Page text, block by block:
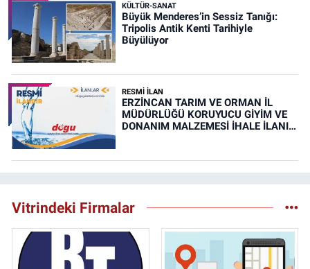
KÜLTÜR-SANAT
Büyük Menderes’in Sessiz Tanığı:
Tripolis Antik Kenti Tarihiyle
Büyülüyor
RESMİ İLAN
ERZİNCAN TARIM VE ORMAN İL
MÜDÜRLÜĞÜ KORUYUCU GİYİM VE
DONANIM MALZEMESİ İHALE İLANI
Vitrindeki Firmalar